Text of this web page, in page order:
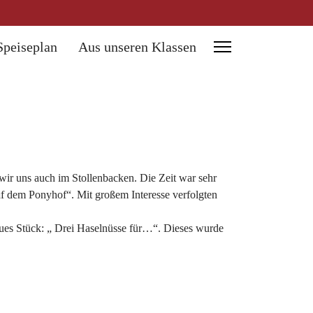
Aus unseren Klassen
uns auch im Stollenbacken. Die Zeit war sehr
dem Ponyhof“. Mit großem Interesse verfolgten
Stück: „ Drei Haselnüsse für…“. Dieses wurde